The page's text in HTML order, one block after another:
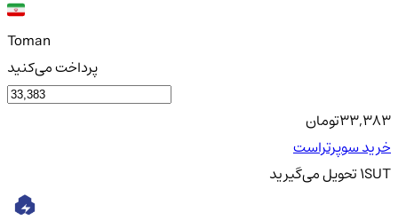
Toman
پرداخت می‌کنید
33,383تومان
خرید سوپرتراست
1SUTتحویلمی‌گیرید